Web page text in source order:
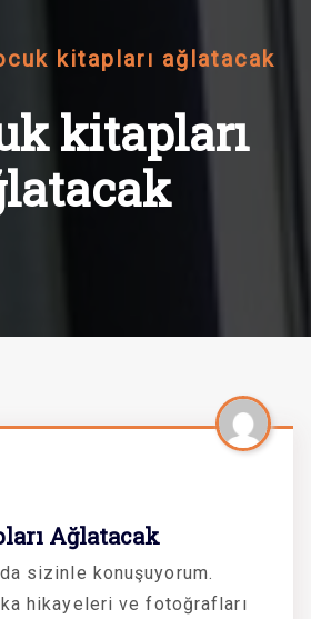
kitapları ağlatacak
kitapları
Ağlatacak
sizinle konuşuyorum.
hikayeleri ve fotoğrafları